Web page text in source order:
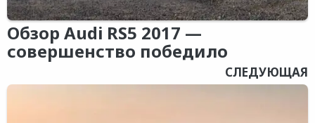
Обзор Audi RS5 2017 —
совершенство победило
СЛЕДУЮЩАЯ